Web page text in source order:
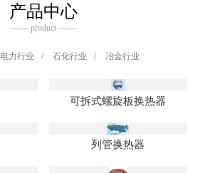
产品中心
—— product ——
电力行业 / 石化行业 / 冶金行业
可拆式螺旋板换热器
列管换热器